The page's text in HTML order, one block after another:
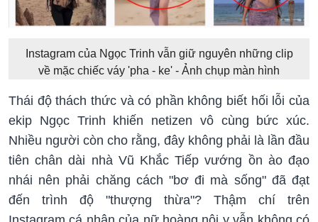
Instagram của Ngọc Trinh vẫn giữ nguyên những clip
về mặc chiếc váy 'pha - ke' - Ảnh chụp màn hình
Thái độ thách thức và có phần không biết hối lỗi của
ekip Ngọc Trinh khiến netizen vô cùng bức xúc.
Nhiều người còn cho rằng, đây không phải là lần đầu
tiên chân dài nhà Vũ Khắc Tiếp vướng ồn ào đạo
nhái nên phải chăng cách "bơ đi mà sống" đã đạt
đến trình độ "thượng thừa"? Thậm chí trên